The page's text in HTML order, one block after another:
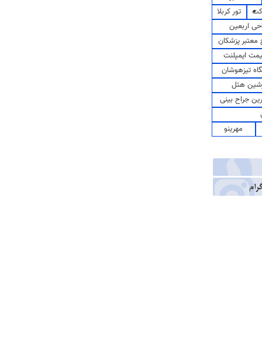
تور کربلا
اربعین
پزشکان
ایمپلنت
تیزهوشان
هتل
جراح بینی
مهرینو